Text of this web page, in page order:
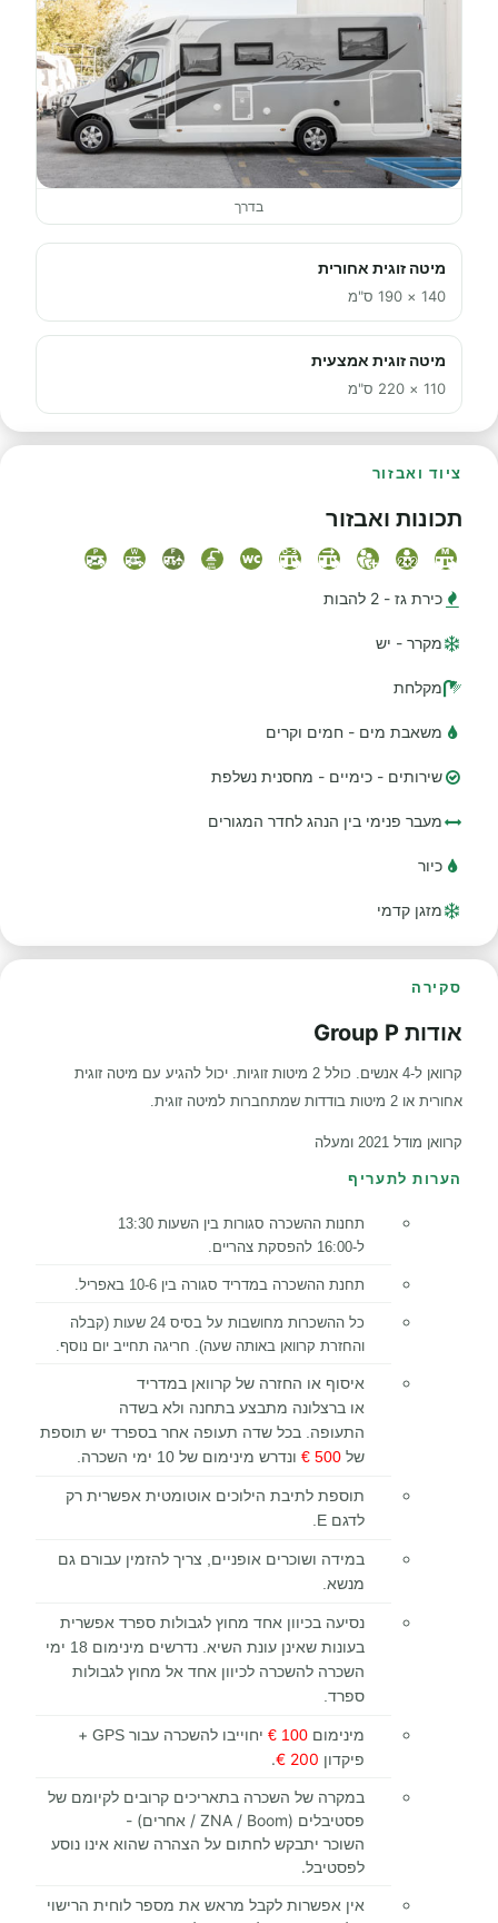
בדרך
מיטה זוגית אחורית
140 × 190 ס"מ
מיטה זוגית אמצעית
110 × 220 ס"מ
ציוד ואבזור
תכונות ואבזור
כירת גז - 2 להבות
מקרר - יש
מקלחת
משאבת מים - חמים וקרים
שירותים - כימיים - מחסנית נשלפת
מעבר פנימי בין הנהג לחדר המגורים
כיור
מזגן קדמי
סקירה
אודות Group P
קרוואן ל-4 אנשים. כולל 2 מיטות זוגיות. יכול להגיע עם מיטה זוגית
אחורית או 2 מיטות בודדות שמתחברות למיטה זוגית.
קרוואן מודל 2021 ומעלה
הערות לתעריף
תחנות ההשכרה סגורות בין השעות 13:30
ל-16:00 להפסקת צהריים.
תחנת ההשכרה במדריד סגורה בין 10-6 באפריל.
כל ההשכרות מחושבות על בסיס 24 שעות (קבלה
והחזרת קרוואן באותה שעה). חריגה תחייב יום נוסף.
איסוף או החזרה של קרוואן במדריד
או ברצלונה מתבצע בתחנה ולא בשדה
התעופה. בכל שדה תעופה אחר בספרד יש תוספת
של 500 € ונדרש מינימום של 10 ימי השכרה.
תוספת לתיבת הילוכים אוטומטית אפשרית רק
לדגם E.
במידה ושוכרים אופניים, צריך להזמין עבורם גם
מנשא.
נסיעה בכיוון אחד מחוץ לגבולות ספרד אפשרית
בעונות שאינן עונת השיא. נדרשים מינימום 18 ימי
השכרה להשכרה לכיוון אחד אל מחוץ לגבולות
ספרד.
מינימום 100 € יחוייבו להשכרה עבור GPS
+
פיקדון 200 €
.
במקרה של השכרה בתאריכים קרובים לקיומם של
פסטיבלים (ZNA / Boom / אחרים) -
השוכר יתבקש לחתום על הצהרה שהוא אינו נוסע
לפסטיבל.
אין אפשרות לקבל מראש את מספר לוחית הרישוי